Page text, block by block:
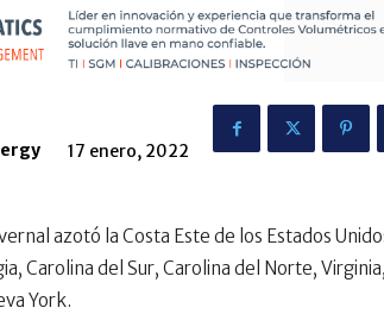
17 enero, 2022
azotó la Costa Este de los Estados
Carolina del Sur, Carolina del Norte,
York.